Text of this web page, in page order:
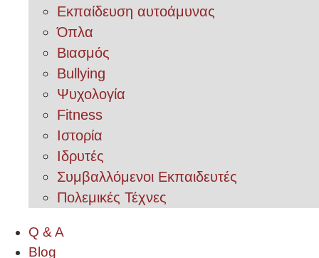
Εκπαίδευση αυτοάμυνας
Όπλα
Βιασμός
Bullying
Ψυχολογία
Fitness
Ιστορία
Ιδρυτές
Συμβαλλόμενοι Εκπαιδευτές
Πολεμικές Τέχνες
Q & A
Blog